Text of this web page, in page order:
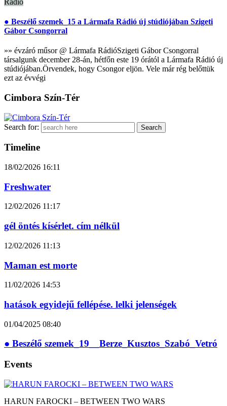
● Beszélő szemek_15 a Lármafa Rádió új stúdiójában Szigeti
Gábor Csongorral
»» évzáró műsor @ Lármafa RádióSzigeti Gábor Csongorral
társalgunk december 28-án, hétfőn este 19 órától a Lármafa Rádió új
stúdiójában.Örvendek, hogy Csongor eljön. Vele már rég belőttük
ezt az évvégi
Cimbora Szín-Tér
Search for:
Timeline
18/02/2026 16:11
Freshwater
12/02/2026 11:17
gél öntés kísérlet. cím nélkül
12/02/2026 11:13
Maman est morte
11/02/2026 14:53
hatások egyidejű fellépése. lelki jelenségek
01/04/2025 08:40
● Beszélő szemek_19__Berze_Kusztos_Szabó_Vetró
Events
HARUN FAROCKI – BETWEEN TWO WARS